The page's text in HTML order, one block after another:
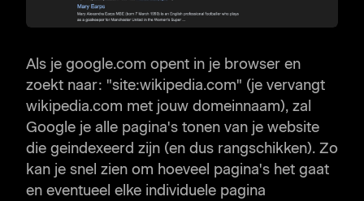
Als je google.com opent in je browser en
zoekt naar: "site:wikipedia.com" (je vervangt
wikipedia.com met jouw domeinnaam), zal
Google je alle pagina's tonen van je website
die geindexeerd zijn (en dus rangschikken). Zo
kan je snel zien om hoeveel pagina's het gaat
en eventueel elke individuele pagina